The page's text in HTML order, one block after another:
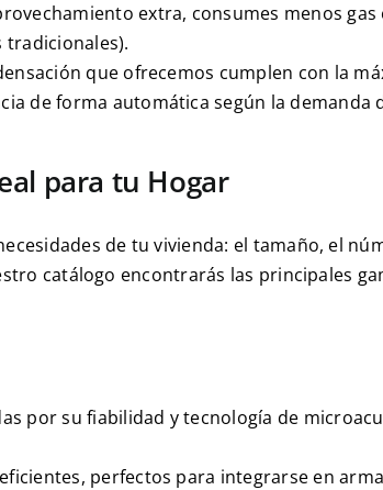
extra, consumes menos
tradicionales).
que ofrecemos cumplen con la
de forma automática según la demanda
para tu Hogar
de tu vivienda: el tamaño, el
catálogo encontrarás las principales
por su fiabilidad y tecnología de
perfectos para integrarse en